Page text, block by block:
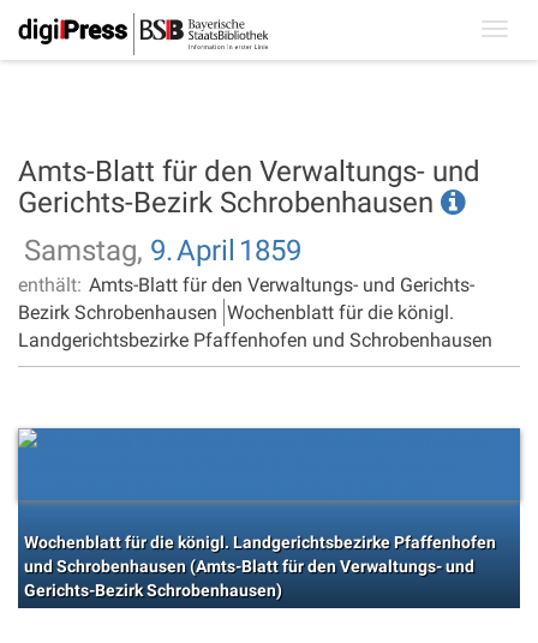
Amts-Blatt für den Verwaltungs- und
Gerichts-Bezirk Schrobenhausen
Samstag, 9.April 1859
enthält: Amts-Blatt für den Verwaltungs- und Gerichts-
Bezirk Schrobenhausen Wochenblatt für die königl.
Landgerichtsbezirke Pfaffenhofen und Schrobenhausen
Wochenblatt für die königl. Landgerichtsbezirke Pfaffenhofen
und Schrobenhausen (Amts-Blatt für den Verwaltungs- und
Gerichts-Bezirk Schrobenhausen)